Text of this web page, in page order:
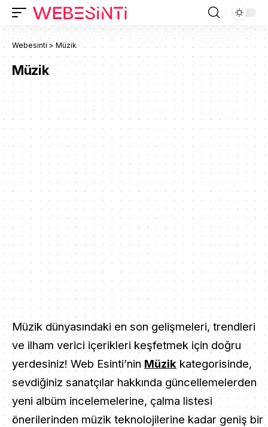
Webesinti > Müzik
Müzik
Müzik dünyasındaki en son gelişmeleri, trendleri
ve ilham verici içerikleri keşfetmek için doğru
yerdesiniz! Web Esinti’nin Müzik kategorisinde,
sevdiğiniz sanatçılar hakkında güncellemelerden
yeni albüm incelemelerine, çalma listesi
önerilerinden müzik teknolojilerine kadar geniş bir